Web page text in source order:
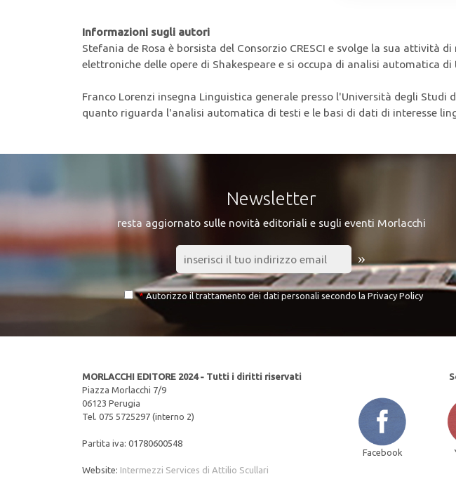
Informazioni sugli autori
Stefania de Rosa è borsista del Consorzio CRESCI e svolge la sua attività
elettroniche delle opere di Shakespeare e si occupa di analisi automatica
Franco Lorenzi insegna Linguistica generale presso l'Università degli
quanto riguarda l'analisi automatica di testi e le basi di dati di interesse
Newsletter
resta aggiornato sulle novità editoriali e sugli eventi Morlacchi
»
*Autorizzo il trattamento dei dati personali secondo la Privacy Policy
MORLACCHI EDITORE 2024 - Tutti i diritti riservati
Piazza Morlacchi 7/9
06123 Perugia
Tel. 075 5725297 (interno 2)
Partita iva: 01780600548
Website: Intermezzi Services di Attilio Scullari
Facebook